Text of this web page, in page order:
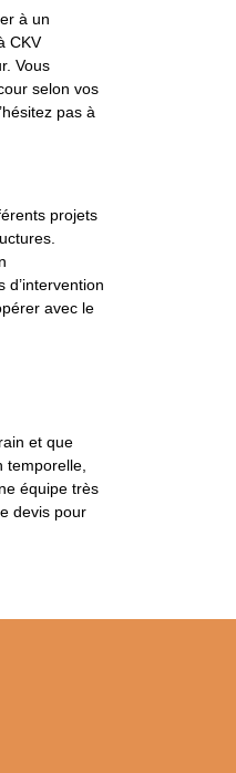
à un
CKV
Vous
selon vos
pas à
projets
avec le
et que
équipe très
devis pour